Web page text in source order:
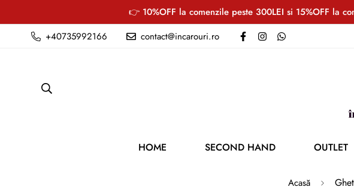
👉 10%OFF la comenzile peste 300LEI si 15%OFF la
+40735992166 contact@incarouri.ro
HOME SECOND HAND OUTLET
Acasă